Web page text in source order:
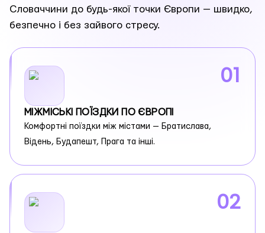
Словаччини до будь-якої точки Європи — швидко,
безпечно і без зайвого стресу.
01
МІЖМІСЬКІ ПОЇЗДКИ ПО ЄВРОПІ
Комфортні поїздки між містами — Братислава,
Відень, Будапешт, Прага та інші.
02